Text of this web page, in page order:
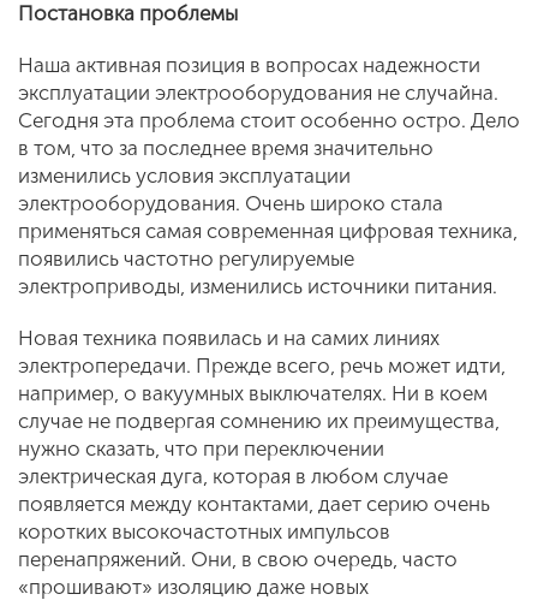
Постановка проблемы
Наша активная позиция в вопросах надежности
эксплуатации электрооборудования не случайна.
Сегодня эта проблема стоит особенно остро. Дело
в том, что за последнее время значительно
изменились условия эксплуатации
электрооборудования. Очень широко стала
применяться самая современная цифровая техника,
появились частотно регулируемые
электроприводы, изменились источники питания.
Новая техника появилась и на самих линиях
электропередачи. Прежде всего, речь может идти,
например, о вакуумных выключателях. Ни в коем
случае не подвергая сомнению их преимущества,
нужно сказать, что при переключении
электрическая дуга, которая в любом случае
появляется между контактами, дает серию очень
коротких высокочастотных импульсов
перенапряжений. Они, в свою очередь, часто
«прошивают» изоляцию даже новых